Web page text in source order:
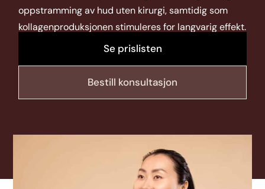
oppstramming av hud uten kirurgi, samtidig som
kollagenproduksjonen stimuleres for langvarig effekt.
Se prislisten
Bestill konsultasjon